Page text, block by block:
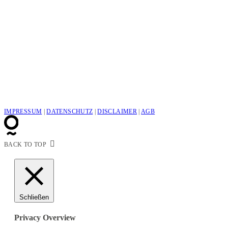
IMPRESSUM |DATENSCHUTZ |DISCLAIMER | AGB
BACK TO TOP
Schließen
Privacy Overview